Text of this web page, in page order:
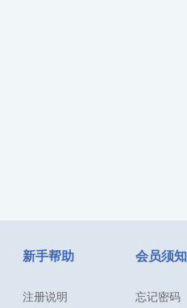
新手帮助
注册说明
会员须知
忘记密码